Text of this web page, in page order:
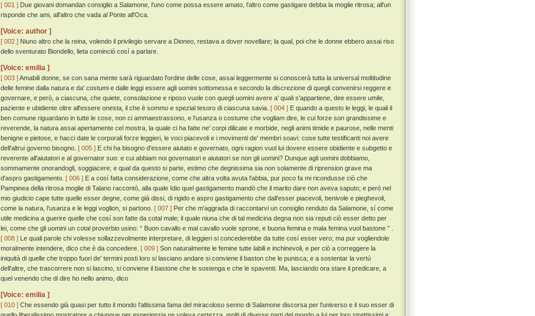
[ 001 ] Due giovani domandan consiglio a Salamone, l'uno come possa essere amato, l'altro come gastigare debba la moglie ritrosa; all'un
risponde che ami, all'altro che vada al Ponte all'Oca.
[Voice: author ]
[ 002 ] Niuno altro che la reina, volendo il privilegio servare a Dioneo, restava a dover novellare; la qual, poi che le donne ebbero assai riso
dello sventurato Biondello, lieta cominciò cosí a parlare.
[Voice: emilia ]
[ 003 ]Amabili donne, se con sana mente sarà riguardato l'ordine delle cose, assai leggermente si conoscerà tutta la universal moltitudine
delle femine dalla natura e da' costumi e dalle leggi essere agli uomini sottomessa e secondo la discrezione di quegli convenirsi reggere e
governare, e però, a ciascuna, che quiete, consolazione e riposo vuole con quegli uomini avere a' quali s'appartiene, dee essere umile,
paziente e ubidiente oltre all'essere onesta, il che è sommo e spezial tesoro di ciascuna savia. [ 004 ] E quando a questo le leggi, le quali il
ben comune riguardano in tutte le cose, non ci ammaestrassono, e l'usanza o costume che vogliam dire, le cui forze son grandissime e
reverende, la natura assai apertamente cel mostra, la quale ci ha fatte ne' corpi dilicate e morbide, negli animi timide e paurose, nelle menti
benigne e pietose, e hacci date le corporali forze leggieri, le voci piacevoli e i movimenti de' membri soavi: cose tutte testificanti noi avere
dell'altrui governo bisogno. [ 005 ] E chi ha bisogno d'essere aiutato e governato, ogni ragion vuol lui dovere essere obidiente e subgetto e
reverente all'aiutatori e al governator suo: e cui abbiam noi governatori e aiutatori se non gli uomini? Dunque agli uomini dobbiamo,
sommamente onorandogli, soggiacere; e qual da questo si parte, estimo che degnissima sia non solamente di riprension grave ma
d'aspro gastigamento. [ 006 ] E a cosí fatta considerazione, come che altra volta avuta l'abbia, pur poco fa mi ricondusse ciò che
Pampinea della ritrosa moglie di Talano raccontò, alla quale Idio quel gastigamento mandò che il marito dare non aveva saputo; e però nel
mio giudicio cape tutte quelle esser degne, come già dissi, di rigido e aspro gastigamento che dall'esser piacevoli, benivole e pieghevoli,
come la natura, l'usanza e le leggi voglion, si partono. [ 007 ] Per che m'aggrada di raccontarvi un consiglio renduto da Salamone, sí come
utile medicina a guerire quelle che cosí son fatte da cotal male; il quale niuna che di tal medicina degna non sia reputi ciò esser detto per
lei, come che gli uomini un cotal proverbio usino: “ Buon cavallo e mal cavallo vuole sprone, e buona femina e mala femina vuol bastone ” .
[ 008 ] Le quali parole chi volesse sollazzevolmente interpretare, di leggieri si concederebbe da tutte cosí esser vero; ma pur vogliendole
moralmente intendere, dico che è da concedere. [ 009 ] Son naturalmente le femine tutte labili e inchinevoli, e per ciò a correggere la
iniquità di quelle che troppo fuori de' termini posti loro si lasciano andare si conviene il baston che le punisca; e a sostentar la vertú
dell'altre, che trascorrere non si lascino, si conviene il bastone che le sostenga e che le spaventi. Ma, lasciando ora stare il predicare, a
quel venendo che di dire ho nello animo, dico
[Voice: emilia ]
[ 010 ] Che essendo già quasi per tutto il mondo l'altissima fama del miracoloso senno di Salamone discorsa per l'universo e il suo esser di